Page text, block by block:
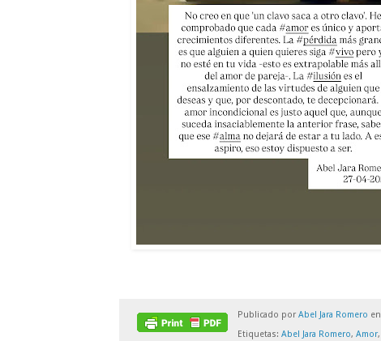
Publicado por Abel Jara Romero en
Etiquetas: Abel Jara Romero, Amor,